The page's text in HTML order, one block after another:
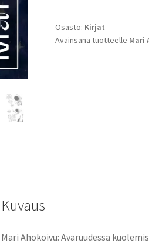
haasteita
määrä
Osasto: Kirjat
Avainsana tuotteelle Mari
Kuvaus
Mari Ahokoivu: Avaruudessa